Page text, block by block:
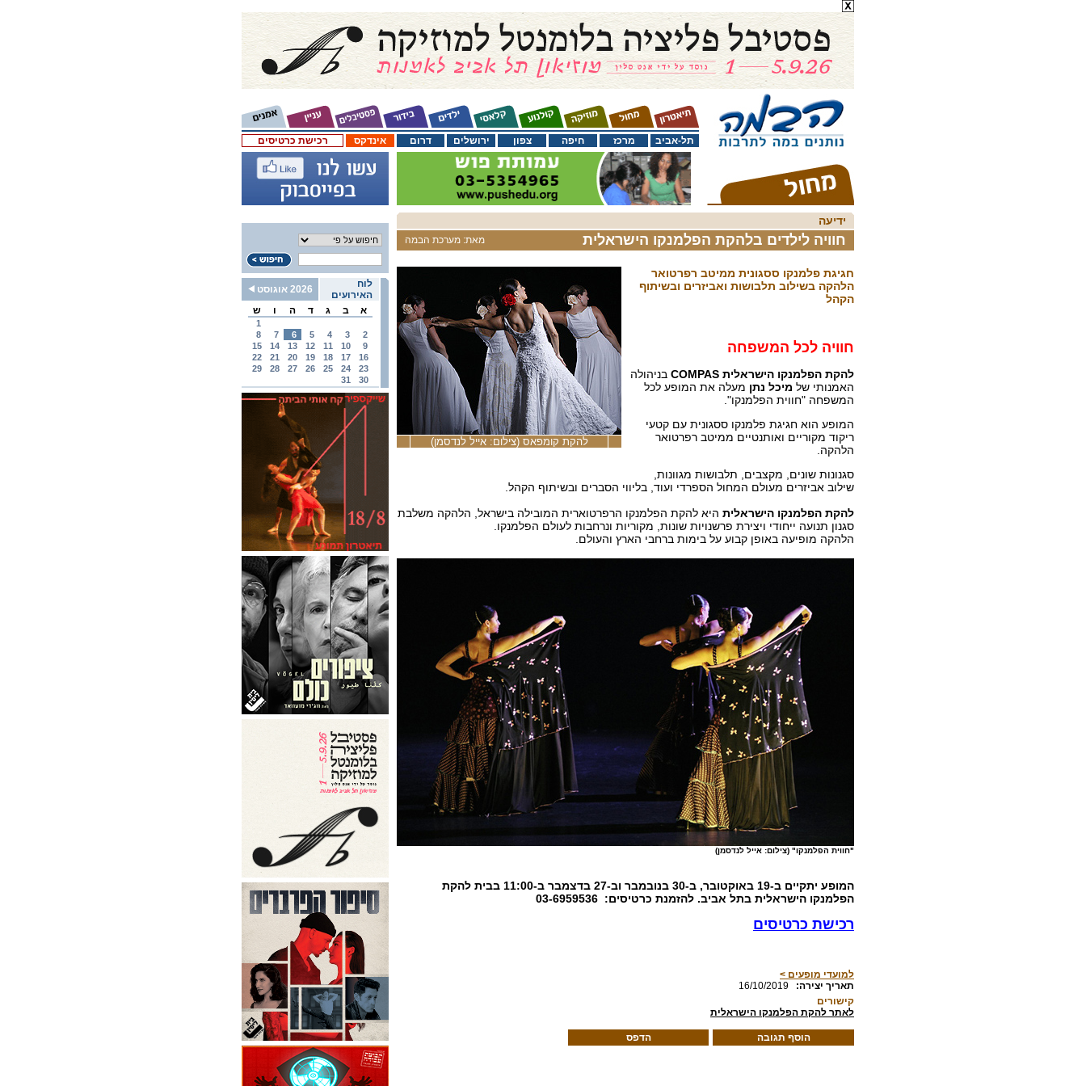
רכישת כרטיסים אינדקס דרום ירושלים צפון חיפה מרכז תל-אביב
לוח
האירועים
2026 אוגוסט
א
ב ג ד ה ו ש
1
2
3
4
5
6
7
8
9
10
11
12
13
14
15
16
17
18
19
20
21
22
23
24
25
26
27
28
29
30
31
ידיעה
מאת: מערכת הבמה חוויה לילדים בלהקת הפלמנקו הישראלית
להקת קומפאס (צילום: אייל לנדסמן)
חגיגת פלמנקו ססגונית ממיטב רפרטואר
הלהקה בשילוב תלבושות ואביזרים ובשיתוף
הקהל
חוויה לכל המשפחה
להקת הפלמנקו הישראלית COMPAS
בניהולה
האמנותי של מיכל נתן מעלה את המופע לכל
המשפחה "חווית הפלמנקו".
המופע הוא חגיגת פלמנקו ססגונית עם קטעי
ריקוד מקוריים ואותנטיים ממיטב רפרטואר
הלהקה.
סגנונות שונים, מקצבים, תלבושות מגוונות,
שילוב אביזרים מעולם המחול הספרדי ועוד, בליווי הסברים ובשיתוף הקהל.
להקת הפלמנקו הישראלית היא להקת הפלמנקו הרפרטוארית המובילה בישראל, הלהקה משלבת
סגנון תנועה ייחודי ויצירת פרשנויות שונות, מקוריות ונרחבות לעולם הפלמנקו.
הלהקה מופיעה באופן קבוע על בימות ברחבי הארץ והעולם.
"חווית הפלמנקו" (צילום: אייל לנדסמן)
המופע יתקיים ב-19 באוקטובר, ב-30 בנובמבר וב-27 בדצמבר ב-11:00 בבית להקת
הפלמנקו הישראלית בתל אביב. להזמנת כרטיסים:
רכישת כרטיסים
למועדי מופעים >
16/10/2019
:תאריך יצירה
קישורים
לאתר להקת הפלמנקו הישראלית
הדפס הוסף תגובה